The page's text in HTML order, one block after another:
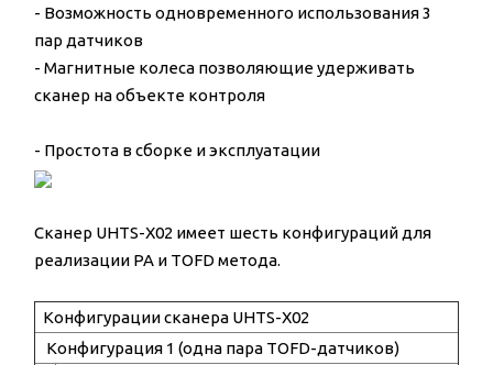
- Возможность одновременного использования 3
пар датчиков
- Магнитные колеса позволяющие удерживать
сканер на объекте контроля
- Простота в сборке и эксплуатации
Сканер UHTS-X02 имеет шесть конфигураций для
реализации PA и TOFD метода.
Конфигурации сканера UHTS-X02
Конфигурация 1 (одна пара TOFD-датчиков)